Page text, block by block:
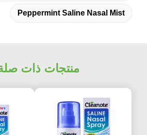
Peppermint Saline Nasal Mist
منتجات ذات صلة